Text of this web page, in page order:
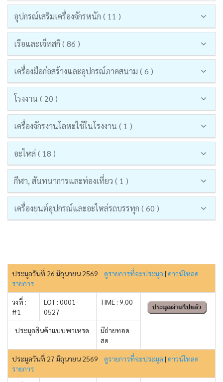
อุปกรณ์เสริมเครื่องจักรหนัก ( 11 )
เรือและเจ็ทสกี ( 86 )
เครื่องมือก่อสร้างและอุปกรณ์ภาคสนาม ( 6 )
โรงงาน ( 20 )
เครื่องจักรงานโลหะใช้ในโรงงาน ( 1 )
อะไหล่ ( 18 )
กีฬา, สันทนาการและท่องเที่ยว ( 1 )
เครื่องยนต์อุปกรณ์และอะไหล่รถบรรทุก ( 60 )
ประมูลวันที่ 26 มิถุนายน 2569 ดูรายการที่จะประมูล | ดาวน์โหลด
รายการ
วงที่ :
#1
LOT : 0001-
0527
TIME : 9.00
ประมูลสินค้าแบบพาเหรด
มีถ่ายทอด
สด
ประมูลวันที่ 27 มิถุนายน 2569 ดูรายการที่จะประมูล | ดาวน์โหลด
รายการ